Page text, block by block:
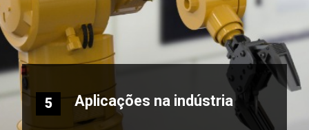
Aplicações na indústria
5